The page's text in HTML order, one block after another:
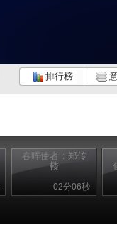
排行榜
春晖使者：郑传
楼
02分06秒